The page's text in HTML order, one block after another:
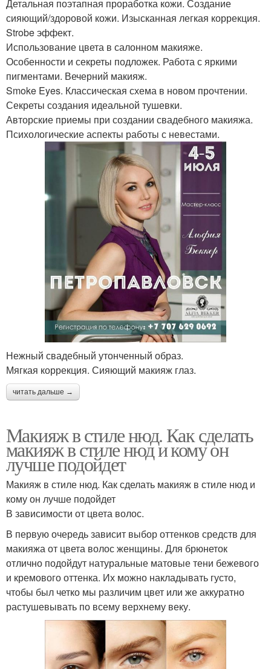
Детальная поэтапная проработка кожи. Создание
сияющий/здоровой кожи. Изысканная легкая коррекция.
Strobe эффект.
Использование цвета в салонном макияже.
Особенности и секреты подложек. Работа с яркими
пигментами. Вечерний макияж.
Smoke Eyes. Классическая схема в новом прочтении.
Секреты создания идеальной тушевки.
Авторские приемы при создании свадебного макияжа.
Психологические аспекты работы с невестами.
Нежный свадебный утонченный образ.
Мягкая коррекция. Сияющий макияж глаз.
читать дальше →
Макияж в стиле нюд. Как сделать
макияж в стиле нюд и кому он
лучше подойдет
Макияж в стиле нюд. Как сделать макияж в стиле нюд и
кому он лучше подойдет
В зависимости от цвета волос.
В первую очередь зависит выбор оттенков средств для
макияжа от цвета волос женщины. Для брюнеток
отлично подойдут натуральные матовые тени бежевого
и кремового оттенка. Их можно накладывать густо,
чтобы был четко мы различим цвет или же аккуратно
растушевывать по всему верхнему веку.